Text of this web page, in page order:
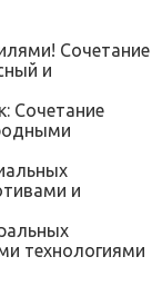
Сочетание
и
Сочетание
и
технологиями